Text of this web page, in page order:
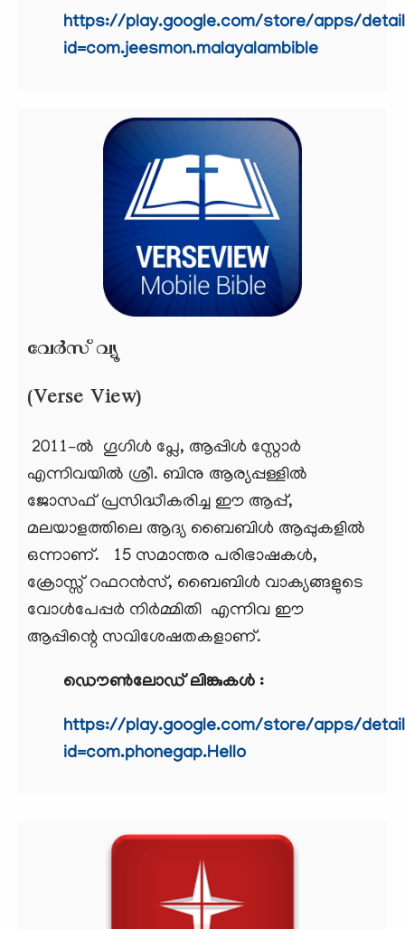
https://play.google.com/store/apps/
id=com.jeesmon.malayalambible
വേര്‍സ് വ്യൂ
(Verse View)
2011–ല്‍ ഗൂഗിൾ പ്ലേ, ആപ്പിൾ സ്റ്റോർ
എന്നിവയിൽ ശ്രീ. ബിനു ആര്യപ്പള്ളിൽ
ജോസഫ് പ്രസിദ്ധീകരിച്ച ഈ ആപ്പ്,
മലയാളത്തിലെ ആദ്യ ബൈബിൾ ആപ്പുകളിൽ
ഒന്നാണ്. 15 സമാന്തര പരിഭാഷകൾ,
ക്രോസ്സ് റഫറൻസ്, ബൈബിൾ വാക്യങ്ങളുടെ
വോൾപേപ്പർ നിർമ്മിതി എന്നിവ ഈ
ആപ്പിന്റെ സവിശേഷതകളാണ്.
ഡൌൺലോഡ് ലിങ്കുകൾ :
https://play.google.com/store/apps/
id=com.phonegap.Hello